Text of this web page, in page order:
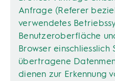
Anfrage (Referer
verwendetes
Benutzeroberfläche
Browser
übertragene
dienen zur Erkennung